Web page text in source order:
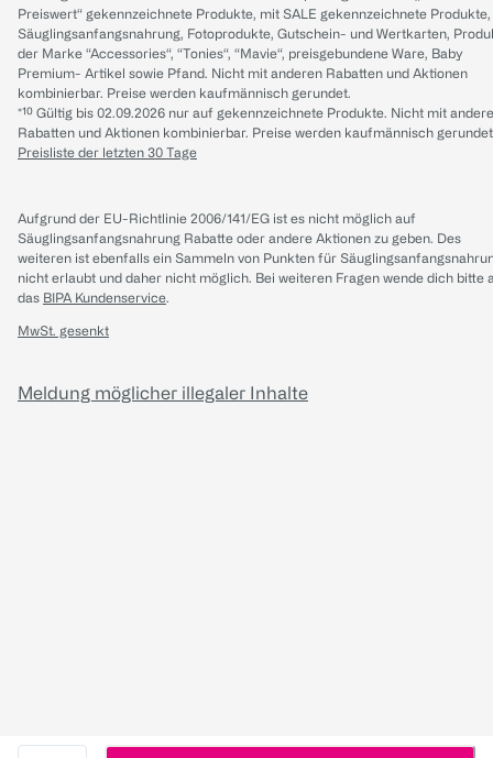
Preiswert“ gekennzeichnete Produkte, mit SALE gekennzeichnete Produkte,
Säuglingsanfangsnahrung, Fotoprodukte, Gutschein- und Wertkarten,
der Marke “Accessories“, “Tonies“, “Mavie“, preisgebundene Ware, Baby
Premium- Artikel sowie Pfand. Nicht mit anderen Rabatten und Aktionen
kombinierbar. Preise werden kaufmännisch gerundet.
*¹⁰ Gültig bis 02.09.2026 nur auf gekennzeichnete Produkte. Nicht mit
Rabatten und Aktionen kombinierbar. Preise werden kaufmännisch
Preisliste der letzten 30 Tage
Aufgrund der EU-Richtlinie 2006/141/EG ist es nicht möglich auf
Säuglingsanfangsnahrung Rabatte oder andere Aktionen zu geben. Des
weiteren ist ebenfalls ein Sammeln von Punkten für
nicht erlaubt und daher nicht möglich. Bei weiteren Fragen wende dich bitte
das BIPA Kundenservice.
MwSt. gesenkt
Meldung möglicher illegaler Inhalte